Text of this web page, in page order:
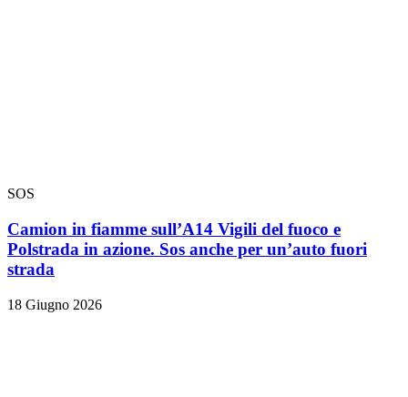
SOS
Camion in fiamme sull’A14 Vigili del fuoco e
Polstrada in azione. Sos anche per un’auto fuori
strada
18 Giugno 2026